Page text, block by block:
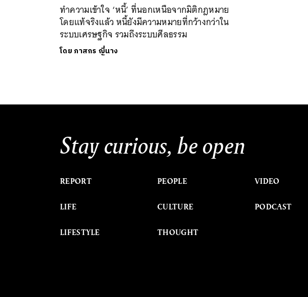
ทำความเข้าใจ ‘หนี้’ ที่นอกเหนือจากมิติกฎหมาย
โดยแท้จริงแล้ว หนี้ยังมีความหมายที่กว้างกว่าใน
ระบบเศรษฐกิจ รวมถึงระบบศีลธรรม
โดย ภาสกร ญี่นาง
Stay curious, be open
REPORT
LIFE
LIFESTYLE
PEOPLE
CULTURE
THOUGHT
VIDEO
PODCAST